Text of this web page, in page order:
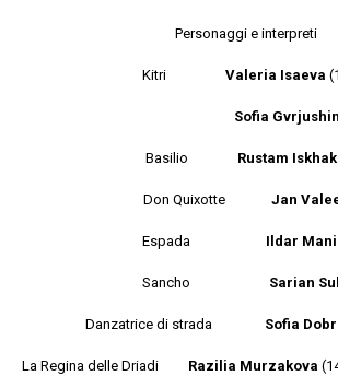
Personaggi e interpreti
KitriValeria Isaeva
Sofia
Basilio Rustam
Don QuixotteJan
Espada Ildar
Sancho Sarian
Danzatrice di strada Sofia
La Regina delle Driadi Razilia Murzakova